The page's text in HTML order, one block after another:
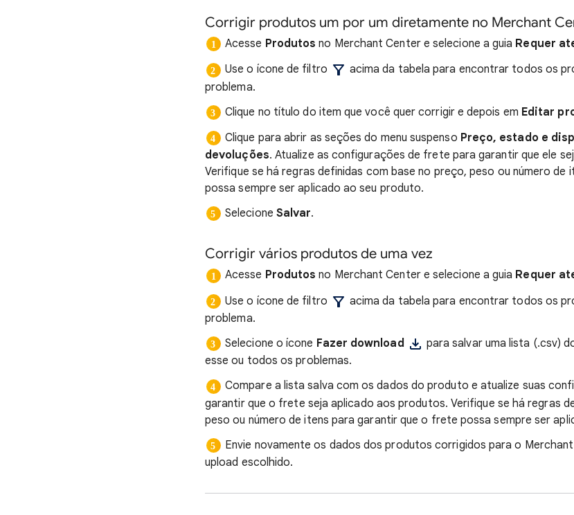
Corrigir produtos um por um diretamente no Merchant
Acesse Produtos no Merchant Center e selecione a guia Requer
Use o ícone de filtro
acima da tabela para encontrar todos os
problema.
Clique no título do item que você quer corrigir e depois em Editar
Clique para abrir as seções do menu suspenso Preço, estado e
devoluções. Atualize as configurações de frete para garantir que ele
Verifique se há regras definidas com base no preço, peso ou número
possa sempre ser aplicado ao seu produto.
Selecione Salvar.
Corrigir vários produtos de uma vez
Acesse Produtos no Merchant Center e selecione a guia Requer
Use o ícone de filtro
acima da tabela para encontrar todos os
problema.
Selecione o ícone Fazer download
para salvar uma lista (.csv)
esse ou todos os problemas.
Compare a lista salva com os dados do produto e atualize suas
garantir que o frete seja aplicado aos produtos. Verifique se há regras
peso ou número de itens para garantir que o frete possa sempre ser
Envie novamente os dados dos produtos corrigidos para o
upload escolhido.